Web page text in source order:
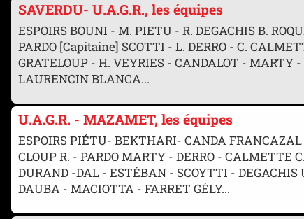
SAVERDU- U.A.G.R., les équipes
ESPOIRS BOUNI - M. PIETU - R. DEGACHIS B.
PARDO [Capitaine] SCOTTI - L. DERRO - C.
GRATELOUP - H. VEYRIES - CANDALOT - MARTY
LAURENCIN BLANCA...
U.A.G.R. - MAZAMET, les équipes
ESPOIRS PIÉTU- BEKTHARI- CANDA
CLOUP R. - PARDO MARTY - DERRO - CALMETTE
DURAND -DAL - ESTÉBAN - SCOYTTI -
DAUBA - MACIOTTA - FARRET GÉLY...